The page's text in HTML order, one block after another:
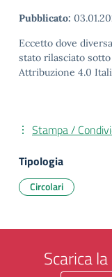
Pubblicato:
Eccetto dove
stato rilasciato
Attribuzione 4.0
Stampa /
Tipologia
Circolari
Scarica